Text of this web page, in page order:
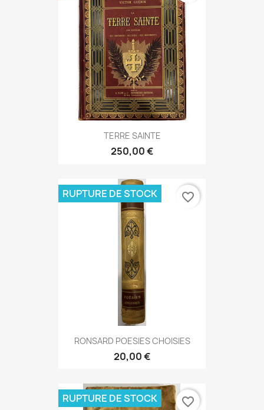
TERRE SAINTE
250,00 €
RONSARD POESIES CHOISIES
20,00 €
RUPTURE DE STOCK favorite_border
RUPTURE DE STOCK favorite_border